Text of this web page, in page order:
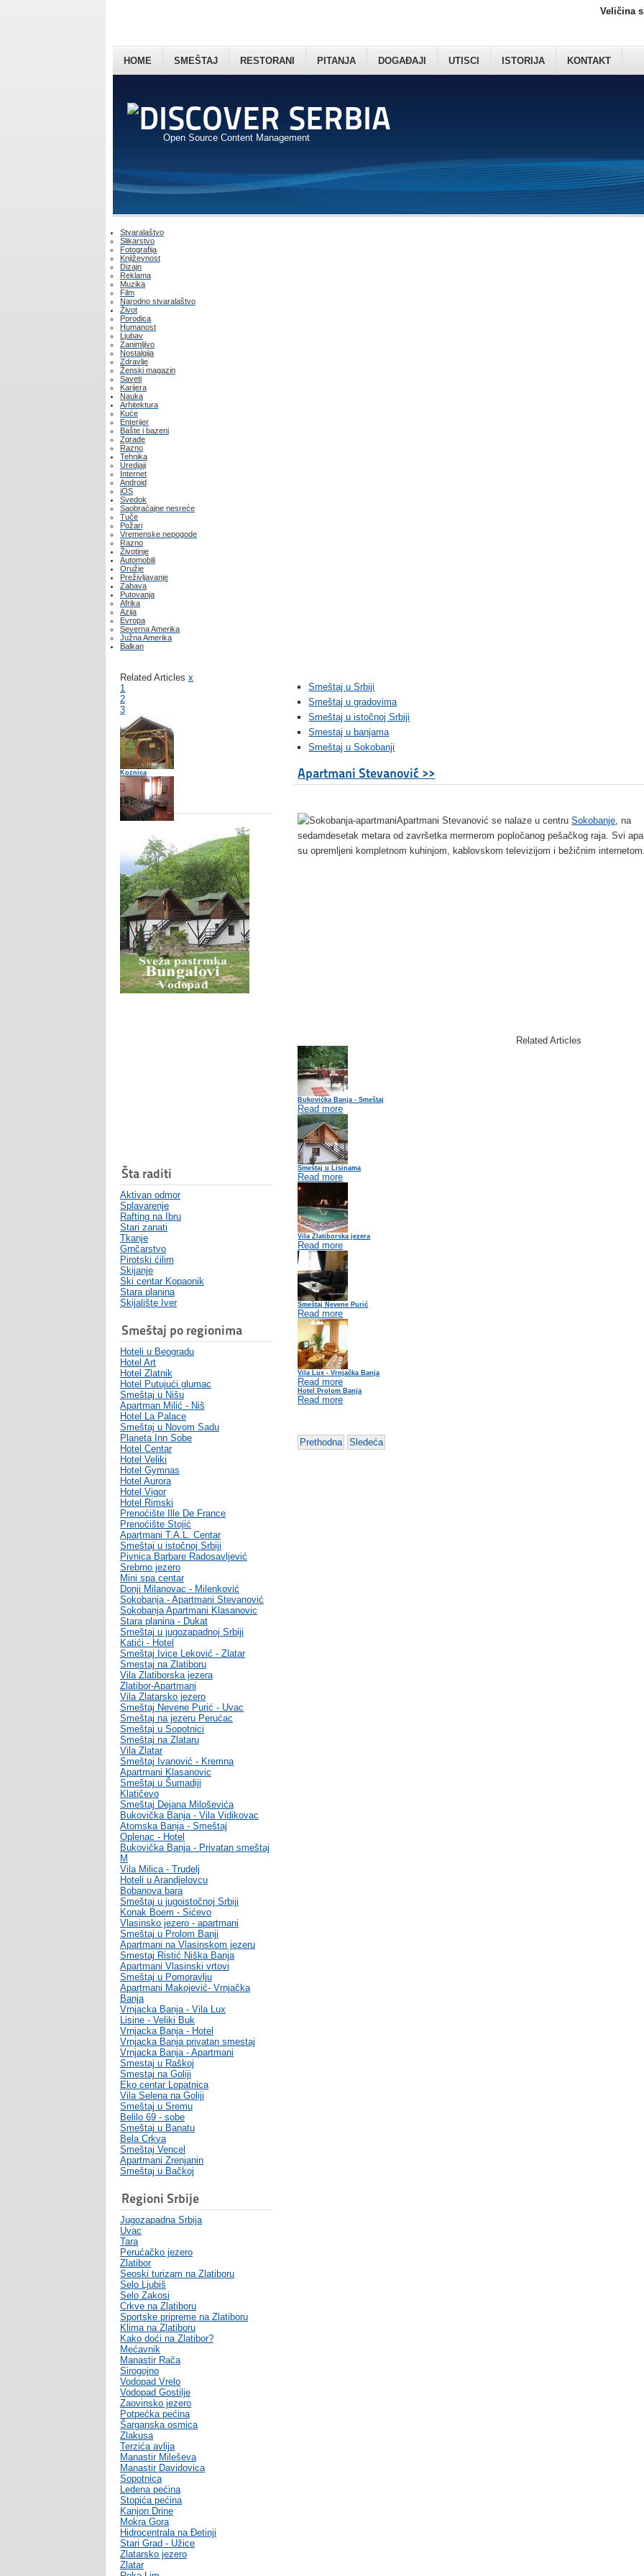
Open Source Content Management
HOME SMEŠTAJ RESTORANI PITANJA DOGAĐAJI UTISCI ISTORIJA KONTAKT
Veličina
Stvaralaštvo
Slikarstvo
Fotografija
Književnost
Dizajn
Reklama
Muzika
Film
Narodno stvaralaštvo
Život
Porodica
Humanost
Ljubav
Zanimljivo
Nostalgija
Zdravlje
Ženski magazin
Saveti
Karijera
Nauka
Arhitektura
Kuće
Enterijer
Bašte i bazeni
Zgrade
Razno
Tehnika
Uredjaji
Internet
Android
iOS
Svedok
Saobraćajne nesreće
Tuče
Požari
Vremenske nepogode
Razno
Životinje
Automobili
Oružje
Preživljavanje
Zabava
Putovanja
Afrika
Azija
Evropa
Severna Amerika
Južna Amerika
Balkan
Related Articles x
1
2
3
Koznica
Hotel u Novom Sadu Hotel Rimski
Rtanj
Lisine 2.5
Šta raditi
Aktivan odmor
Splavarenje
Rafting na Ibru
Stari zanati
Tkanje
Grnčarstvo
Pirotski ćilim
Skijanje
Ski centar Kopaonik
Stara planina
Skijalište Iver
Smeštaj po regionima
Hoteli u Beogradu
Hotel Art
Hotel Zlatnik
Hotel Putujući glumac
Smeštaj u Nišu
Apartman Milić - Niš
Hotel La Palace
Smeštaj u Novom Sadu
Planeta Inn Sobe
Hotel Centar
Hotel Veliki
Hotel Gymnas
Hotel Aurora
Hotel Vigor
Hotel Rimski
Prenoćište Ille De France
Prenoćište Stojić
Apartmani T.A.L. Centar
Smeštaj u istočnoj Srbiji
Pivnica Barbare Radosavljević
Srebrno jezero
Mini spa centar
Donji Milanovac - Milenković
Sokobanja - Apartmani Stevanović
Sokobanja Apartmani Klasanovic
Stara planina - Dukat
Smeštaj u jugozapadnoj Srbiji
Katići - Hotel
Smeštaj Ivice Leković - Zlatar
Smestaj na Zlatiboru
Vila Zlatiborska jezera
Zlatibor-Apartmani
Vila Zlatarsko jezero
Smeštaj Nevene Purić - Uvac
Smeštaj na jezeru Perućac
Smeštaj u Sopotnici
Smeštaj na Zlataru
Vila Zlatar
Smeštaj Ivanović - Kremna
Apartmani Klasanovic
Smeštaj u Šumadiji
Klatičevo
Smeštaj Dejana Miloševića
Bukovička Banja - Vila Vidikovac
Atomska Banja - Smeštaj
Oplenac - Hotel
Bukovička Banja - Privatan smeštaj
M
Vila Milica - Trudelj
Hoteli u Arandjelovcu
Bobanova bara
Smeštaj u jugoistočnoj Srbiji
Konak Boem - Sićevo
Vlasinsko jezero - apartmani
Smeštaj u Prolom Banji
Apartmani na Vlasinskom jezeru
Smestaj Ristić Niška Banja
Apartmani Vlasinski vrtovi
Smeštaj u Pomoravlju
Apartmani Makojević- Vrnjačka
Banja
Vrnjacka Banja - Vila Lux
Lisine - Veliki Buk
Vrnjacka Banja - Hotel
Vrnjacka Banja privatan smestaj
Vrnjacka Banja - Apartmani
Smestaj u Raškoj
Smestaj na Goliji
Eko centar Lopatnica
Vila Selena na Goliji
Smeštaj u Sremu
Belilo 69 - sobe
Smeštaj u Banatu
Bela Crkva
Smeštaj Vencel
Apartmani Zrenjanin
Smeštaj u Bačkoj
Regioni Srbije
Jugozapadna Srbija
Uvac
Tara
Perućačko jezero
Zlatibor
Seoski turizam na Zlatiboru
Selo Ljubiš
Selo Zakosi
Crkve na Zlatiboru
Sportske pripreme na Zlatiboru
Klima na Zlatiboru
Kako doći na Zlatibor?
Mećavnik
Manastir Rača
Sirogojno
Vodopad Vrelo
Vodopad Gostilje
Zaovinsko jezero
Potpećka pećina
Šarganska osmica
Zlakusa
Terzića avlija
Manastir Mileševa
Manastir Davidovica
Sopotnica
Ledena pećina
Stopića pećina
Kanjon Drine
Mokra Gora
Hidrocentrala na Đetinji
Stari Grad - Užice
Zlatarsko jezero
Zlatar
Smeštaj u Srbiji
Smeštaj u gradovima
Smeštaj u istočnoj Srbiji
Smestaj u banjama
Smeštaj u Sokobanji
Apartmani Stevanović >>
Apartmani Stevanović se nalaze u centruSokobanje, na
sedamdesetak metara od završetka mermerom popločanog pešačkog raja. Svi
su opremljeni kompletnom kuhinjom, kablovskom televizijom i bežičnim internetom.
Related Articles
Bukovička Banja - Smeštaj
Read more
Smeštaj u Lisinama
Read more
Vila Zlatiborska jezera
Read more
Smeštaj Nevene Purić
Read more
Vila Lux - Vrnjačka Banja
Read more
Hotel Prolom Banja
Read more
Prethodna Sledeća